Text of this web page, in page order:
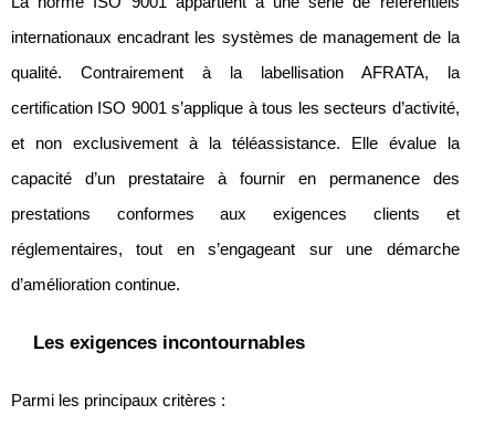
internationaux encadrant les systèmes de management de la
qualité. Contrairement à la labellisation AFRATA, la
certification ISO 9001 s’applique à tous les secteurs d’activité,
et non exclusivement à la téléassistance. Elle évalue la
capacité d’un prestataire à fournir en permanence des
prestations conformes aux exigences clients et
réglementaires, tout en s’engageant sur une démarche
d’amélioration continue.
Les exigences incontournables
Parmi les principaux critères :